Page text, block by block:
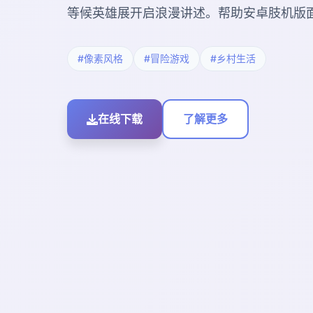
等候英雄展开启浪漫讲述。帮助安卓肢机版
#像素风格 #冒险游戏 #乡村生活
在线下载 了解更多